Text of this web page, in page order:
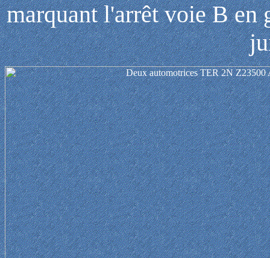
marquant l'arrêt voie B en